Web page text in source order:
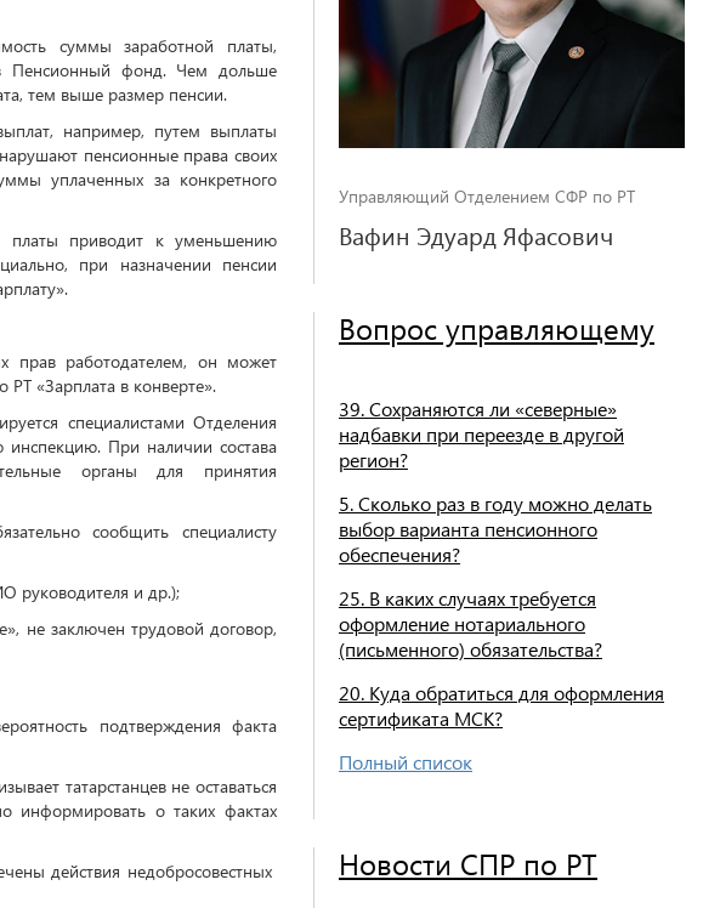
суммы заработной платы,
Пенсионный фонд. Чем дольше
тем выше размер пенсии.
например, путем выплаты
пенсионные права своих
уплаченных за конкретного
платы приводит к уменьшению
при назначении пенсии
прав работодателем, он может
РТ «Зарплата в конверте».
специалистами Отделения
инспекцию. При наличии состава
органы для принятия
сообщить специалисту
руководителя и др.);
не заключен трудовой договор,
подтверждения факта
татарстанцев не оставаться
информировать о таких фактах
действия недобросовестных
Управляющий Отделением СФР по РТ
Вафин Эдуард Яфасович
Вопрос управляющему
39. Сохраняются ли «северные»
надбавки при переезде в другой
регион?
5. Сколько раз в году можно делать
выбор варианта пенсионного
обеспечения?
25. В каких случаях требуется
оформление нотариального
(письменного) обязательства?
20. Куда обратиться для оформления
сертификата МСК?
Полный список
Новости СПР по РТ